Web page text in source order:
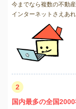
今までなら複数の不動
インターネットさえあ
2
国内最多の全国